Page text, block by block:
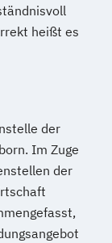
heißt es
der
Im Zuge
der